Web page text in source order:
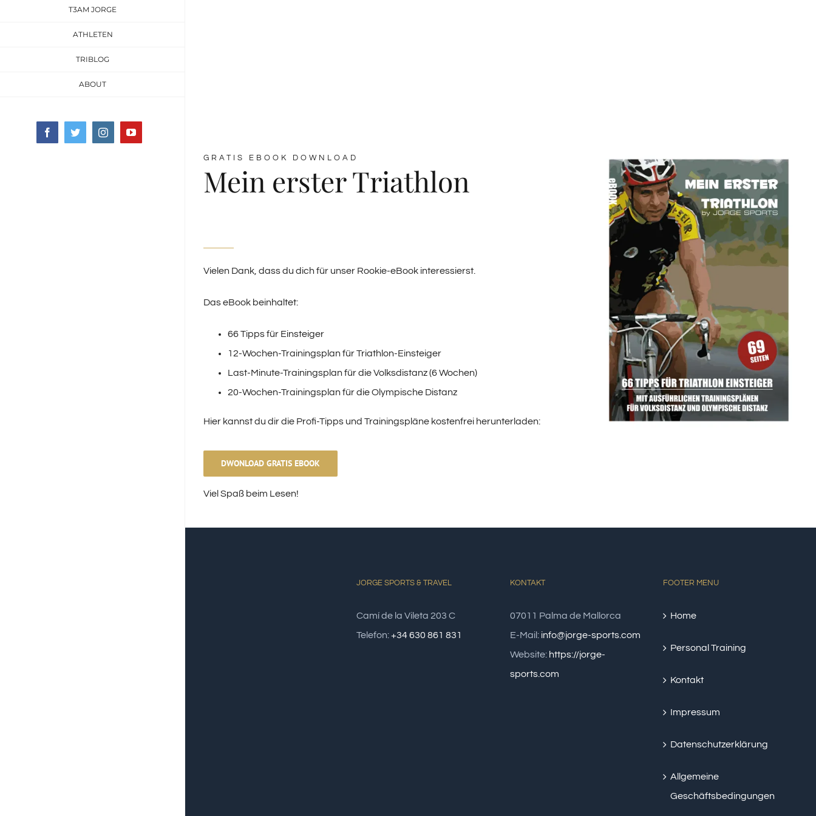
T3AM JORGE
ATHLETEN
TRIBLOG
ABOUT
FacebookTwitterInstagramYouTube
GRATIS EBOOK DOWNLOAD
Mein erster Triathlon
Vielen Dank, dass du dich für unser Rookie-eBook interessierst.
Das eBook beinhaltet:
66 Tipps für Einsteiger
12-Wochen-Trainingsplan für Triathlon-Einsteiger
Last-Minute-Trainingsplan für die Volksdistanz (6 Wochen)
20-Wochen-Trainingsplan für die Olympische Distanz
Hier kannst du dir die Profi-Tipps und Trainingspläne kostenfrei herunterladen:
DWONLOAD GRATIS EBOOK
Viel Spaß beim Lesen!
JORGE SPORTS & TRAVEL
Camí de la Vileta 203 C
Telefon:+34 630 861 831
KONTAKT
07011 Palma de Mallorca
E-Mail: info@jorge-sports.com
Website: https://jorge-
sports.com
FOOTER MENU
Home
Personal Training
Kontakt
Impressum
Datenschutzerklärung
Allgemeine
Geschäftsbedingungen